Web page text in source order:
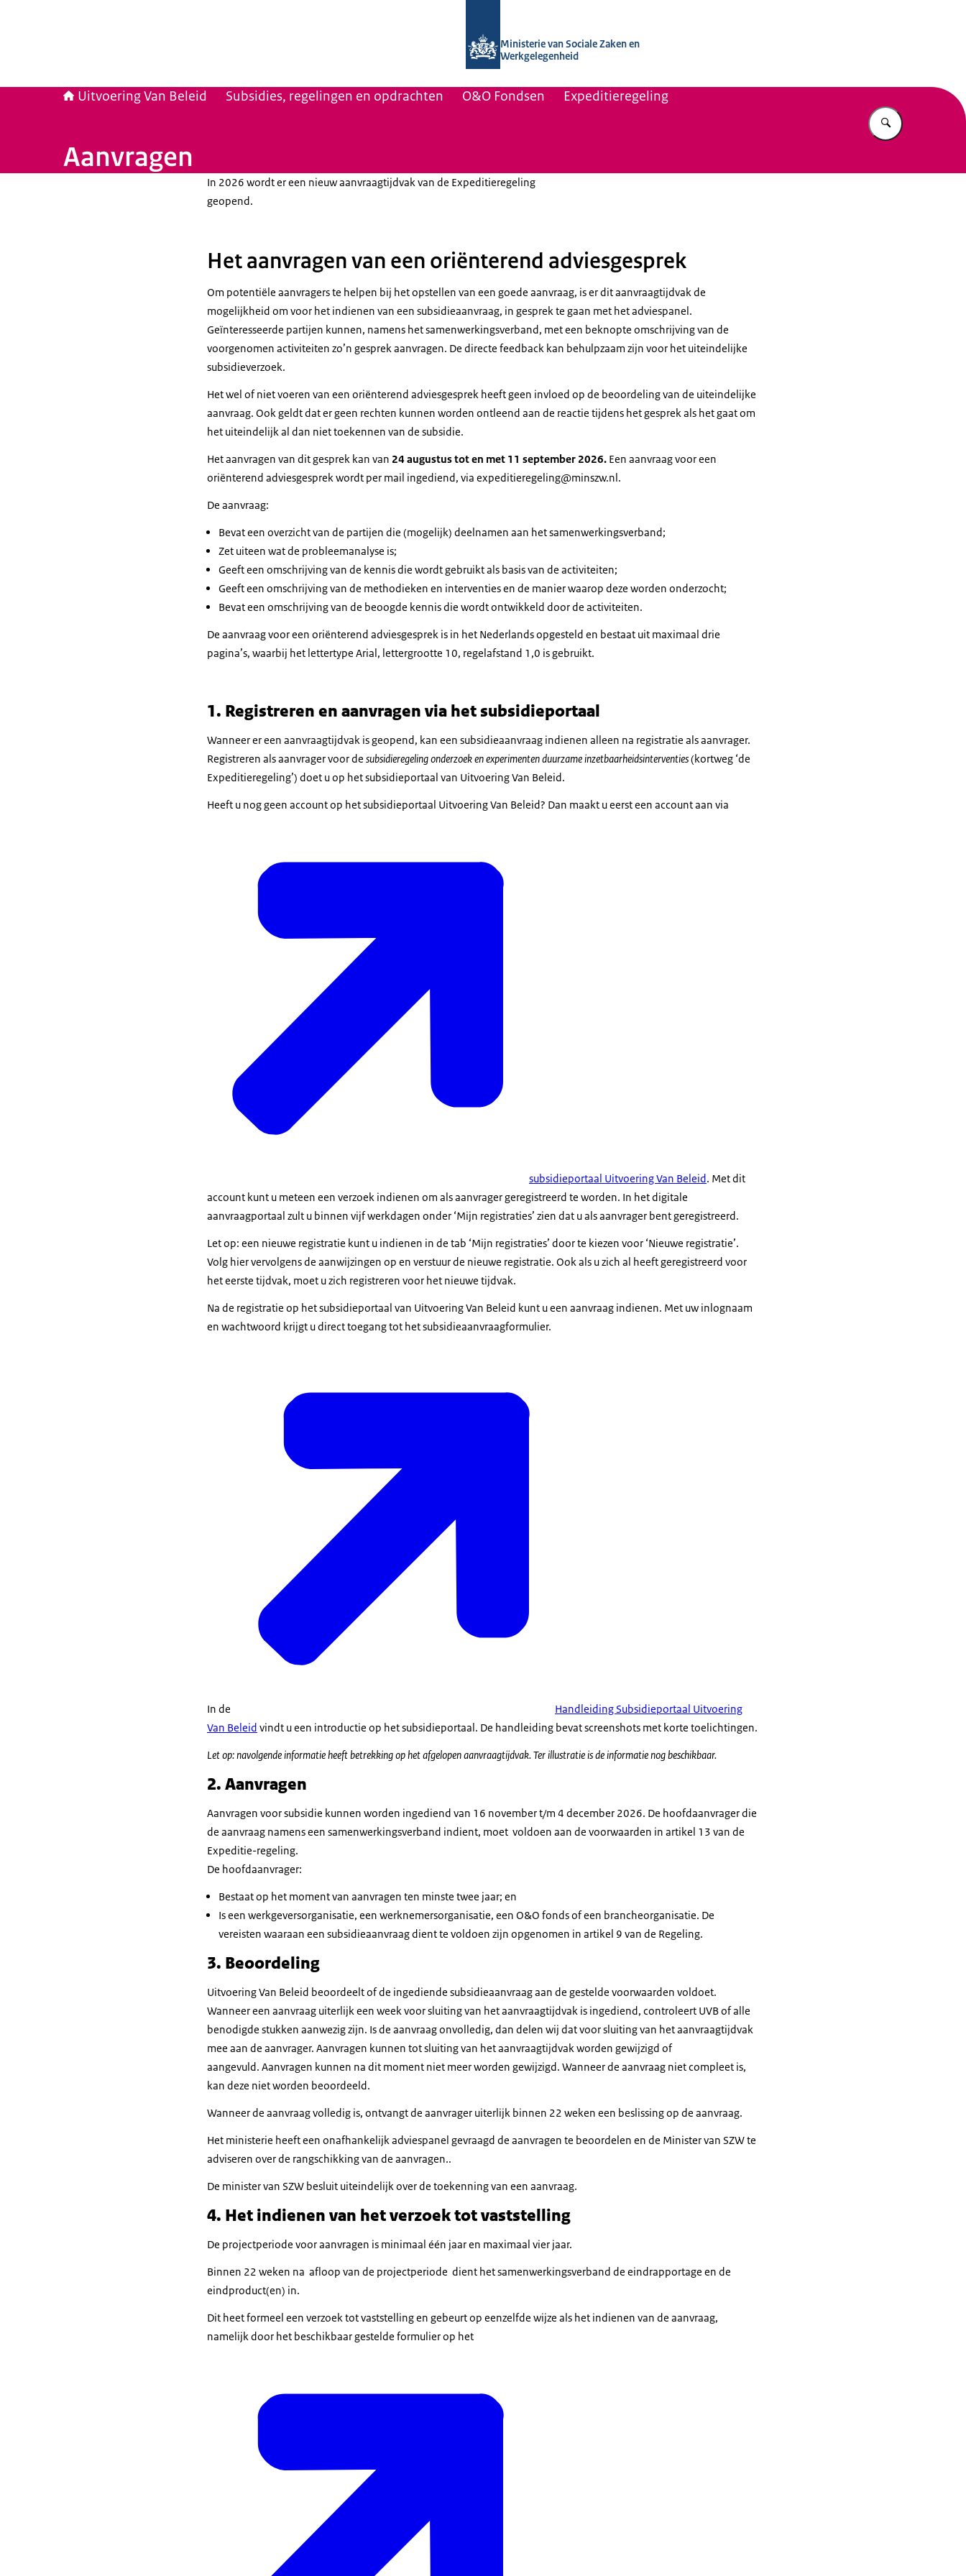
Ministerie van Sociale Zaken en
Werkgelegenheid
Uitvoering Van Beleid Subsidies, regelingen en opdrachten O&O Fondsen Expeditieregeling
Vul in wat u
Aanvragen
In 2026 wordt er een nieuw aanvraagtijdvak van de Expeditieregeling
geopend.
Het aanvragen van een oriënterend adviesgesprek
Om potentiële aanvragers te helpen bij het opstellen van een goede aanvraag, is er dit aanvraagtijdvak de
mogelijkheid om voor het indienen van een subsidieaanvraag, in gesprek te gaan met het adviespanel.
Geïnteresseerde partijen kunnen, namens het samenwerkingsverband, met een beknopte omschrijving van de
voorgenomen activiteiten zo’n gesprek aanvragen. De directe feedback kan behulpzaam zijn voor het uiteindelijke
subsidieverzoek.
Het wel of niet voeren van een oriënterend adviesgesprek heeft geen invloed op de beoordeling van de uiteindelijke
aanvraag. Ook geldt dat er geen rechten kunnen worden ontleend aan de reactie tijdens het gesprek als het gaat om
het uiteindelijk al dan niet toekennen van de subsidie.
Het aanvragen van dit gesprek kan van 24 augustus tot en met 11 september 2026. Een aanvraag voor een
oriënterend adviesgesprek wordt per mail ingediend, via expeditieregeling@minszw.nl.
De aanvraag:
Bevat een overzicht van de partijen die (mogelijk) deelnamen aan het samenwerkingsverband;
Zet uiteen wat de probleemanalyse is;
Geeft een omschrijving van de kennis die wordt gebruikt als basis van de activiteiten;
Geeft een omschrijving van de methodieken en interventies en de manier waarop deze worden onderzocht;
Bevat een omschrijving van de beoogde kennis die wordt ontwikkeld door de activiteiten.
De aanvraag voor een oriënterend adviesgesprek is in het Nederlands opgesteld en bestaat uit maximaal drie
pagina’s, waarbij het lettertype Arial, lettergrootte 10, regelafstand 1,0 is gebruikt.
1. Registreren en aanvragen via het subsidieportaal
Wanneer er een aanvraagtijdvak is geopend, kan een subsidieaanvraag indienen alleen na registratie als aanvrager.
Registreren als aanvrager voor de subsidieregeling onderzoek en experimenten duurzame inzetbaarheidsinterventies(kortweg ‘de
Expeditieregeling’) doet u op het subsidieportaal van Uitvoering Van Beleid.
Heeft u nog geen account op het subsidieportaal Uitvoering Van Beleid? Dan maakt u eerst een account aan via
subsidieportaal Uitvoering Van Beleid. Met dit
account kunt u meteen een verzoek indienen om als aanvrager geregistreerd te worden. In het digitale
aanvraagportaal zult u binnen vijf werkdagen onder ‘Mijn registraties’ zien dat u als aanvrager bent geregistreerd.
Let op: een nieuwe registratie kunt u indienen in de tab ‘Mijn registraties’ door te kiezen voor ‘Nieuwe registratie’.
Volg hier vervolgens de aanwijzingen op en verstuur de nieuwe registratie. Ook als u zich al heeft geregistreerd voor
het eerste tijdvak, moet u zich registreren voor het nieuwe tijdvak.
Na de registratie op het subsidieportaal van Uitvoering Van Beleid kunt u een aanvraag indienen. Met uw inlognaam
en wachtwoord krijgt u direct toegang tot het subsidieaanvraagformulier.
In de
Handleiding Subsidieportaal Uitvoering
Van Beleid vindt u een introductie op het subsidieportaal. De handleiding bevat screenshots met korte toelichtingen.
Let op: navolgende informatie heeft betrekking op het afgelopen aanvraagtijdvak. Ter illustratie is de informatie nog beschikbaar.
2. Aanvragen
Aanvragen voor subsidie kunnen worden ingediend van 16 november t/m 4 december 2026. De hoofdaanvrager die
de aanvraag namens een samenwerkingsverband indient, moet voldoen aan de voorwaarden in artikel 13 van de
Expeditie-regeling.
De hoofdaanvrager:
Bestaat op het moment van aanvragen ten minste twee jaar; en
Is een werkgeversorganisatie, een werknemersorganisatie, een O&O fonds of een brancheorganisatie. De
vereisten waaraan een subsidieaanvraag dient te voldoen zijn opgenomen in artikel 9 van de Regeling.
3. Beoordeling
Uitvoering Van Beleid beoordeelt of de ingediende subsidieaanvraag aan de gestelde voorwaarden voldoet.
Wanneer een aanvraag uiterlijk een week voor sluiting van het aanvraagtijdvak is ingediend, controleert UVB of alle
benodigde stukken aanwezig zijn. Is de aanvraag onvolledig, dan delen wij dat voor sluiting van het aanvraagtijdvak
mee aan de aanvrager. Aanvragen kunnen tot sluiting van het aanvraagtijdvak worden gewijzigd of
aangevuld. Aanvragen kunnen na dit moment niet meer worden gewijzigd. Wanneer de aanvraag niet compleet is,
kan deze niet worden beoordeeld.
Wanneer de aanvraag volledig is, ontvangt de aanvrager uiterlijk binnen 22 weken een beslissing op de aanvraag.
Het ministerie heeft een onafhankelijk adviespanel gevraagd de aanvragen te beoordelen en de Minister van SZW te
adviseren over de rangschikking van de aanvragen..
De minister van SZW besluit uiteindelijk over de toekenning van een aanvraag.
4. Het indienen van het verzoek tot vaststelling
De projectperiode voor aanvragen is minimaal één jaar en maximaal vier jaar.
Binnen 22 weken na afloop van de projectperiode dient het samenwerkingsverband de eindrapportage en de
eindproduct(en) in.
Dit heet formeel een verzoek tot vaststelling en gebeurt op eenzelfde wijze als het indienen van de aanvraag,
namelijk door het beschikbaar gestelde formulier op het